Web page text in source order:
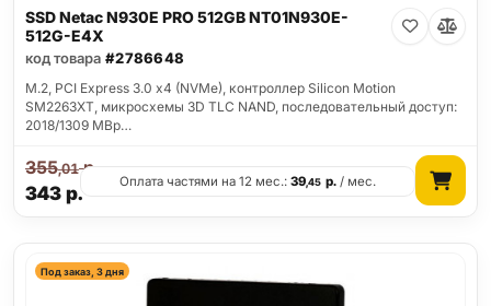
SSD Netac N930E PRO 512GB NT01N930E-
512G-E4X
код товара #2786648
M.2, PCI Express 3.0 x4 (NVMe), контроллер Silicon Motion
SM2263XT, микросхемы 3D TLC NAND, последовательный доступ:
2018/1309 MBp…
343р.
355,01р.
Оплата частями на 12 мес.:39,45 р./ мес.
Под заказ, 3 дня